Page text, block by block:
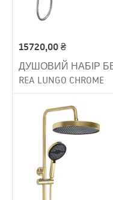
15720,00₴
ДУШОВИЙ НАБІР
REA LUNGO CHROME